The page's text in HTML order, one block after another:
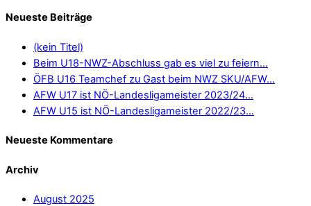
Neueste Beiträge
(kein Titel)
Beim U18-NWZ-Abschluss gab es viel zu feiern…
ÖFB U16 Teamchef zu Gast beim NWZ SKU/AFW…
AFW U17 ist NÖ-Landesligameister 2023/24…
AFW U15 ist NÖ-Landesligameister 2022/23…
Neueste Kommentare
Archiv
August 2025